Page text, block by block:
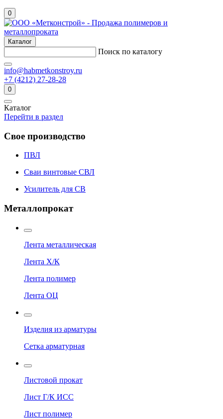
0
Каталог
Поиск по каталогу
info@habmetkonstroy.ru
+7 (4212) 27-28-28
0
Каталог
Перейти в раздел
Свое производство
ПВЛ
Сваи винтовые СВЛ
Усилитель для СВ
Металлопрокат
Лента металлическая
Лента Х/К
Лента полимер
Лента ОЦ
Изделия из арматуры
Сетка арматурная
Листовой прокат
Лист Г/К ИСС
Лист полимер